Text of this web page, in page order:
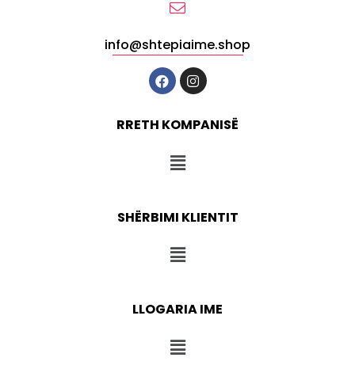
info@shtepiaime.shop
RRETH KOMPANISË
SHËRBIMI KLIENTIT
LLOGARIA IME